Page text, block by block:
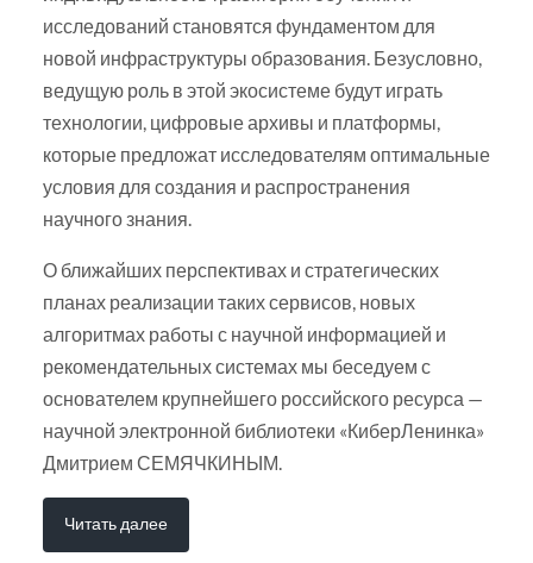
исследований становятся фундаментом для
новой инфраструктуры образования. Безусловно,
ведущую роль в этой экосистеме будут играть
технологии, цифровые архивы и платформы,
которые предложат исследователям оптимальные
условия для создания и распространения
научного знания.
О ближайших перспективах и стратегических
планах реализации таких сервисов, новых
алгоритмах работы с научной информацией и
рекомендательных системах мы беседуем с
основателем крупнейшего российского ресурса —
научной электронной библиотеки «КиберЛенинка»
Дмитрием СЕМЯЧКИНЫМ.
Читать далее